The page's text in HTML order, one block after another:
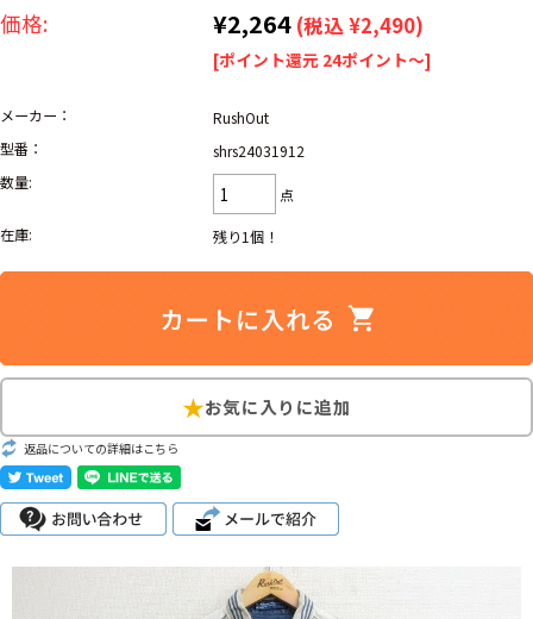
ック
Search by Item アイテムから探す
レディース
雑貨/小物
Search by Particularこだわりから探す
価格: ¥2,264 (税込 ¥2,490)
[ポイント還元 24ポイント～]
メーカー：
RushOut
型番：
shrs24031912
数量:
点
在庫:
残り1個！
返品についての詳細はこちら